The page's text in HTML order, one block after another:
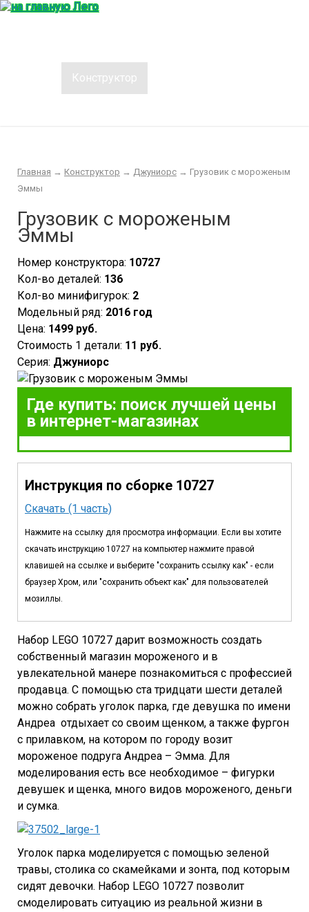
Конструктор
Главная → Конструктор → Джуниорс → Грузовик с мороженым
Эммы
Грузовик с мороженым
Эммы
Номер конструктора: 10727
Кол-во деталей: 136
Кол-во минифигурок: 2
Модельный ряд: 2016 год
Цена: 1499 руб.
Стоимость 1 детали: 11 руб.
Серия: Джуниорс
Где купить: поиск лучшей цены
в интернет-магазинах
Инструкция по сборке 10727
Скачать (1 часть)
Нажмите на ссылку для просмотра информации. Если вы хотите
скачать инструкцию 10727 на компьютер нажмите правой
клавишей на ссылке и выберите "сохранить ссылку как" - если
браузер Хром, или "сохранить объект как" для пользователей
мозиллы.
Набор LEGO 10727 дарит возможность создать
собственный магазин мороженого и в
увлекательной манере познакомиться с профессией
продавца. С помощью ста тридцати шести деталей
можно собрать уголок парка, где девушка по имени
Андреа отдыхает со своим щенком, а также фургон
с прилавком, на котором по городу возит
мороженое подруга Андреа – Эмма. Для
моделирования есть все необходимое – фигурки
девушек и щенка, много видов мороженого, деньги
и сумка.
Уголок парка моделируется с помощью зеленой
травы, столика со скамейками и зонта, под которым
сидят девочки. Набор LEGO 10727 позволит
смоделировать ситуацию из реальной жизни в